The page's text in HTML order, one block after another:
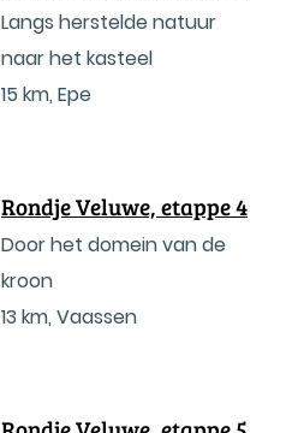
Langs herstelde natuur
naar het kasteel
15 km, Epe
Rondje Veluwe, etappe 4
Door het domein van de
kroon
13 km, Vaassen